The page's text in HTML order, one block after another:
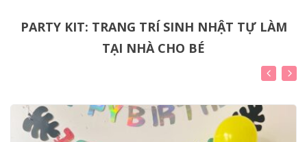
PARTY KIT: TRANG TRÍ SINH NHẬT TỰ LÀM
TẠI NHÀ CHO BÉ